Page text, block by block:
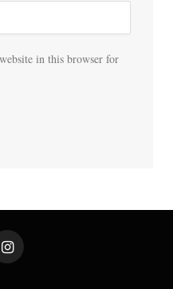
in this browser for
Instagram